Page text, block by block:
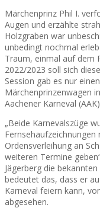
Märchenprinz Phil I.
Augen und erzählte
Holzgraben war
unbedingt nochmal
Traum, einmal auf dem
2022/2023 soll sich
Session gab es nur
Märchenprinzenwagen
Aachener Karneval
„Beide Karnevalszüge
Ordensverleihung an
weiteren Termine
Jägerberg die
bedeutet das, dass er
Karneval feiern kann,
abgesehen.